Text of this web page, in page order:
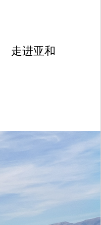
走进亚和